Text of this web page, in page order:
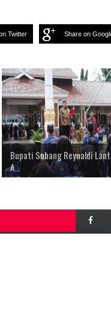
Twitter Share on
Bupati Subang Reynaldi
A...